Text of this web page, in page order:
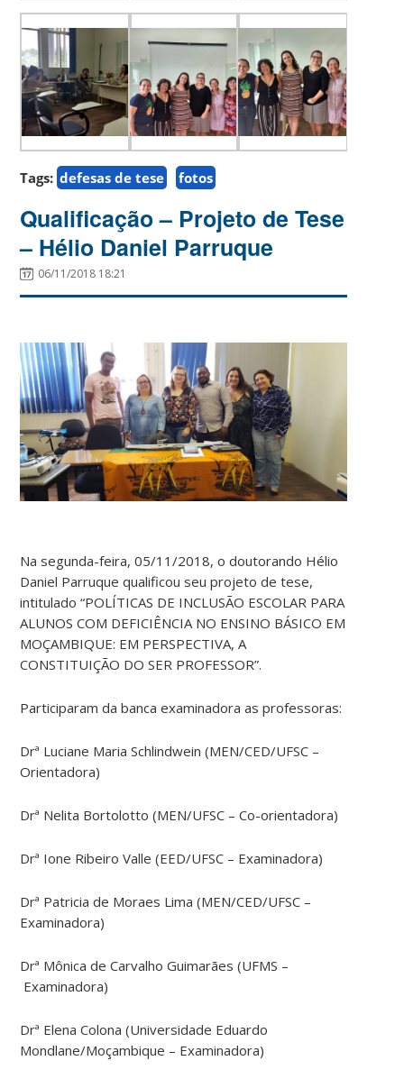
Tags: defesas de tese fotos
Qualificação – Projeto de Tese
– Hélio Daniel Parruque
06/11/2018 18:21
Na segunda-feira, 05/11/2018, o doutorando Hélio
Daniel Parruque qualificou seu projeto de tese,
intitulado “POLÍTICAS DE INCLUSÃO ESCOLAR PARA
ALUNOS COM DEFICIÊNCIA NO ENSINO BÁSICO EM
MOÇAMBIQUE: EM PERSPECTIVA, A
CONSTITUIÇÃO DO SER PROFESSOR”.
Participaram da banca examinadora as professoras:
Drª Luciane Maria Schlindwein (MEN/CED/UFSC –
Orientadora)
Drª Nelita Bortolotto (MEN/UFSC – Co-orientadora)
Drª Ione Ribeiro Valle (EED/UFSC – Examinadora)
Drª Patricia de Moraes Lima (MEN/CED/UFSC –
Examinadora)
Drª Mônica de Carvalho Guimarães (UFMS –
Examinadora)
Drª Elena Colona (Universidade Eduardo
Mondlane/Moçambique – Examinadora)